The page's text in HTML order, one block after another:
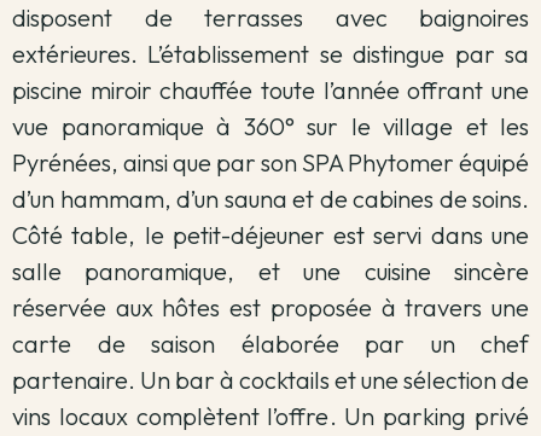
disposent de terrasses avec baignoires
extérieures. L’établissement se distingue par sa
piscine miroir chauffée toute l’année offrant une
vue panoramique à 360° sur le village et les
Pyrénées, ainsi que par son SPA Phytomer équipé
d’un hammam, d’un sauna et de cabines de soins.
Côté table, le petit-déjeuner est servi dans une
salle panoramique, et une cuisine sincère
réservée aux hôtes est proposée à travers une
carte de saison élaborée par un chef
partenaire. Un bar à cocktails et une sélection de
vins locaux complètent l’offre. Un parking privé